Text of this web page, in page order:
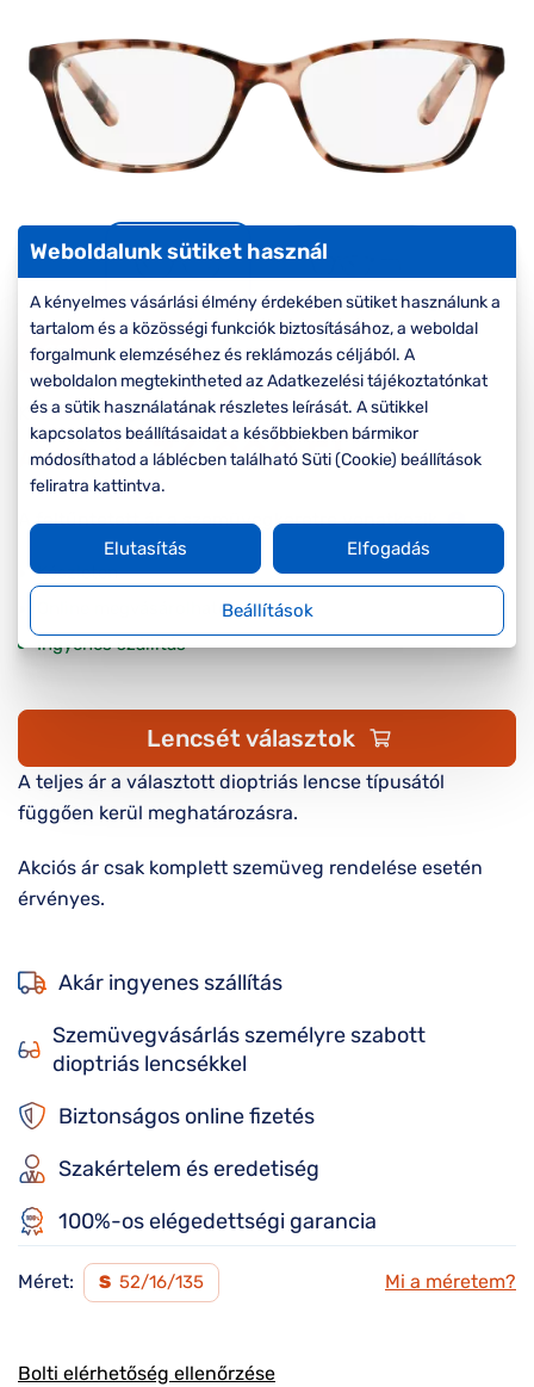
szemüvegekre
Seen Belépőár
-20%
Korábbi ár: 45.000 Ft
Akciós ár: 36.000 Ft
A feltűntetett ár a szemüvegkeretre vonatkozik.
Készleten
Online megvásárolható
Ingyenes szállítás
Lencsét választok
A teljes ár a választott dioptriás lencse típusától
függően kerül meghatározásra.
Akciós ár csak komplett szemüveg rendelése esetén
érvényes.
Akár ingyenes szállítás
Szemüvegvásárlás személyre szabott
dioptriás lencsékkel
Biztonságos online fizetés
Szakértelem és eredetiség
100%-os elégedettségi garancia
Méret: S 52/16/135 Mi a méretem?
Bolti elérhetőség ellenőrzése
Weboldalunk sütiket használ
A kényelmes vásárlási élmény érdekében sütiket használunk a
tartalom és a közösségi funkciók biztosításához, a weboldal
forgalmunk elemzéséhez és reklámozás céljából. A
weboldalon megtekintheted az Adatkezelési tájékoztatónkat
és a sütik használatának részletes leírását. A sütikkel
kapcsolatos beállításaidat a későbbiekben bármikor
módosíthatod a láblécben található Süti (Cookie) beállítások
feliratra kattintva.
Beállítások
Elutasítás Elfogadás